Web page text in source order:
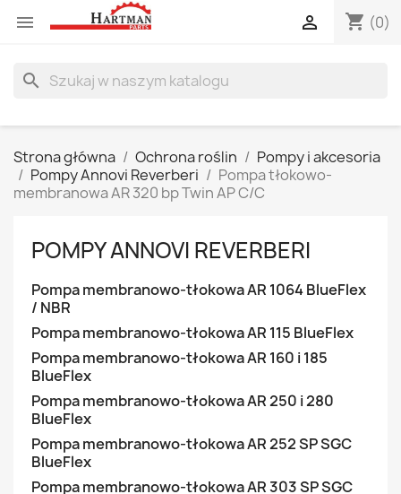
 shopping_cart (0)

search
Strona główna Ochrona roślin
Pompy i akcesoria
Pompy Annovi Reverberi
Pompa tłokowo-
membranowa AR 320 bp Twin AP C/C
POMPY ANNOVI REVERBERI
Pompa membranowo-tłokowa AR 1064 BlueFlex
/ NBR
Pompa membranowo-tłokowa AR 115 BlueFlex
Pompa membranowo-tłokowa AR 160 i 185
BlueFlex
Pompa membranowo-tłokowa AR 250 i 280
BlueFlex
Pompa membranowo-tłokowa AR 252 SP SGC
BlueFlex
Pompa membranowo-tłokowa AR 303 SP SGC